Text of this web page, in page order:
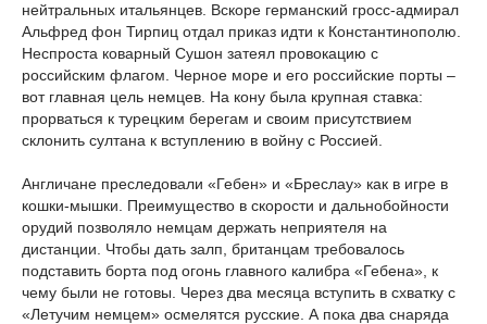
нейтральных итальянцев. Вскоре германский гросс-адмирал
Альфред фон Тирпиц отдал приказ идти к Константинополю.
Неспроста коварный Сушон затеял провокацию с
российским флагом. Черное море и его российские порты –
вот главная цель немцев. На кону была крупная ставка:
прорваться к турецким берегам и своим присутствием
склонить султана к вступлению в войну с Россией.
Англичане преследовали «Гебен» и «Бреслау» как в игре в
кошки-мышки. Преимущество в скорости и дальнобойности
орудий позволяло немцам держать неприятеля на
дистанции. Чтобы дать залп, британцам требовалось
подставить борта под огонь главного калибра «Гебена», к
чему были не готовы. Через два месяца вступить в схватку с
«Летучим немцем» осмелятся русские. А пока два снаряда